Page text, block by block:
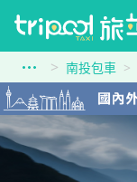
南投包車